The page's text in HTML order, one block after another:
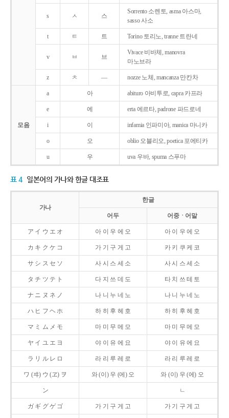
s ㅅ 스
Sorrento 소렌토, asma 아스마,
sasso 사소
t ㅌ 트 Torino 토리노, tranne 트란네
v ㅂ 브
Vivace 비바체, manovra
마노브라
z ㅊ ― nozze 노체, mancanza 만칸차
모음
a 아 abituro 아비투로, capra 카프라
e 에 erta 에르타, padrone 파드로네
i 이 infamia 인파미아, manica 마니카
o 오 oblio 오블리오, poetica 포에티카
u 우 uva 우바, spuma 스푸마
표 4 일본어의 가나와 한글 대조표
가나
한글
어두 어중ㆍ어말
ア イ ウ エ オ 아 이 우 에 오 아 이 우 에 오
カ キ ク ケ コ 가 기 구 게 고 카 키 쿠 케 코
サ シ ス セ ソ 사 시 스 세 소 사 시 스 세 소
タ チ ツ テ ト 다 지 쓰 데 도 타 치 쓰 테 토
ナ ニ ヌ ネ ノ 나 니 누 네 노 나 니 누 네 노
ハ ヒ フ ヘ ホ 하 히 후 헤 호 하 히 후 헤 호
マ ミ ム メ モ 마 미 무 메 모 마 미 무 메 모
ヤ イ ユ エ ヨ 야 이 유 에 요 야 이 유 에 요
ラ リ ル レ ロ 라 리 루 레 로 라 리 루 레 로
ワ (ヰ) ウ (ヱ) ヲ 와 (이) 우 (에) 오 와 (이) 우 (에) 오
ン ㄴ
ガ ギ グ ゲ ゴ 가 기 구 게 고 가 기 구 게 고